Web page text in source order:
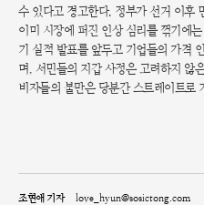
수 있다고 경고한다. 정부가 선거 이후
이미 시장에 퍼진 인상 심리를 꺾기에
기 실적 발표를 앞두고 기업들의 가격
며, 서민들의 지갑 사정은 고려하지 않
비자들의 불만은 당분간 스트레이트로
조현애 기자 love_hyun@sosictong.com